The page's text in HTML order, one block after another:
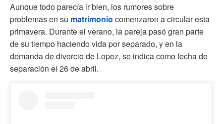
Aunque todo parecía ir bien, los rumores sobre
problemas en su matrimonio comenzaron a circular esta
primavera. Durante el verano, la pareja pasó gran parte
de su tiempo haciendo vida por separado, y en la
demanda de divorcio de Lopez, se indica como fecha de
separación el 26 de abril.